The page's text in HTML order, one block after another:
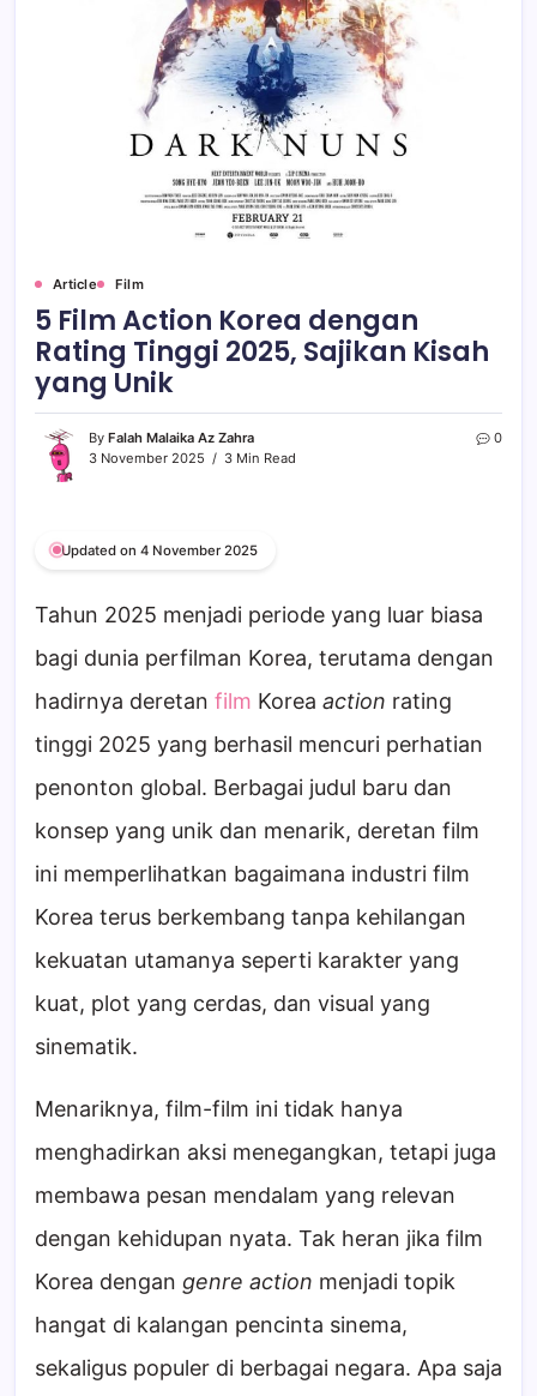
Article Film
5 Film Action Korea dengan
Rating Tinggi 2025, Sajikan Kisah
yang Unik
By Falah Malaika Az Zahra
3 November 2025
3 Min Read
0
Updated on 4 November 2025
Tahun 2025 menjadi periode yang luar biasa
bagi dunia perfilman Korea, terutama dengan
hadirnya deretan film Korea action rating
tinggi 2025 yang berhasil mencuri perhatian
penonton global. Berbagai judul baru dan
konsep yang unik dan menarik, deretan film
ini memperlihatkan bagaimana industri film
Korea terus berkembang tanpa kehilangan
kekuatan utamanya seperti karakter yang
kuat, plot yang cerdas, dan visual yang
sinematik.
Menariknya, film-film ini tidak hanya
menghadirkan aksi menegangkan, tetapi juga
membawa pesan mendalam yang relevan
dengan kehidupan nyata. Tak heran jika film
Korea dengan genre action menjadi topik
hangat di kalangan pencinta sinema,
sekaligus populer di berbagai negara. Apa saja